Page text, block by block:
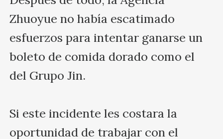
Zhuoyue no había escatimado
esfuerzos para intentar ganarse un
boleto de comida dorado como el
del Grupo Jin.
Si este incidente les costara la
oportunidad de trabajar con el